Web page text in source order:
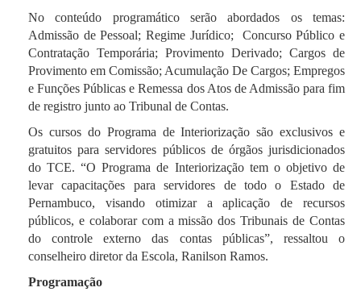
No conteúdo programático serão abordados os temas:
Admissão de Pessoal; Regime Jurídico; Concurso Público e
Contratação Temporária; Provimento Derivado; Cargos de
Provimento em Comissão; Acumulação De Cargos; Empregos
e Funções Públicas e Remessa dos Atos de Admissão para fim
de registro junto ao Tribunal de Contas.
Os cursos do Programa de Interiorização são exclusivos e
gratuitos para servidores públicos de órgãos jurisdicionados
do TCE. “O Programa de Interiorização tem o objetivo de
levar capacitações para servidores de todo o Estado de
Pernambuco, visando otimizar a aplicação de recursos
públicos, e colaborar com a missão dos Tribunais de Contas
do controle externo das contas públicas”, ressaltou o
conselheiro diretor da Escola, Ranilson Ramos.
Programação